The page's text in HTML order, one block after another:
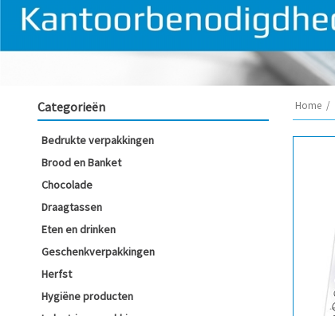
Categorieën
Bedrukte verpakkingen
Brood en Banket
Chocolade
Draagtassen
Eten en drinken
Geschenkverpakkingen
Herfst
Hygiëne producten
Home /